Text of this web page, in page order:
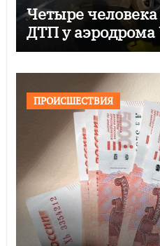
Четыре
ДТП у
ПРОИСШЕСТВИЯ